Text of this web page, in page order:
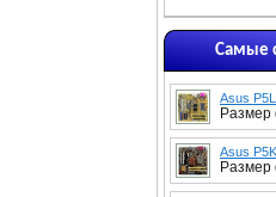
Самые
Asus
Размер
Asus
Размер